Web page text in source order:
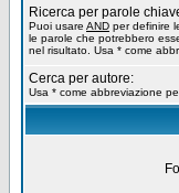
Ricerca per parole
Puoi usare AND per definire
le parole che potrebbero
nel risultato. Usa * come
Cerca per autore:
Usa * come abbreviazione